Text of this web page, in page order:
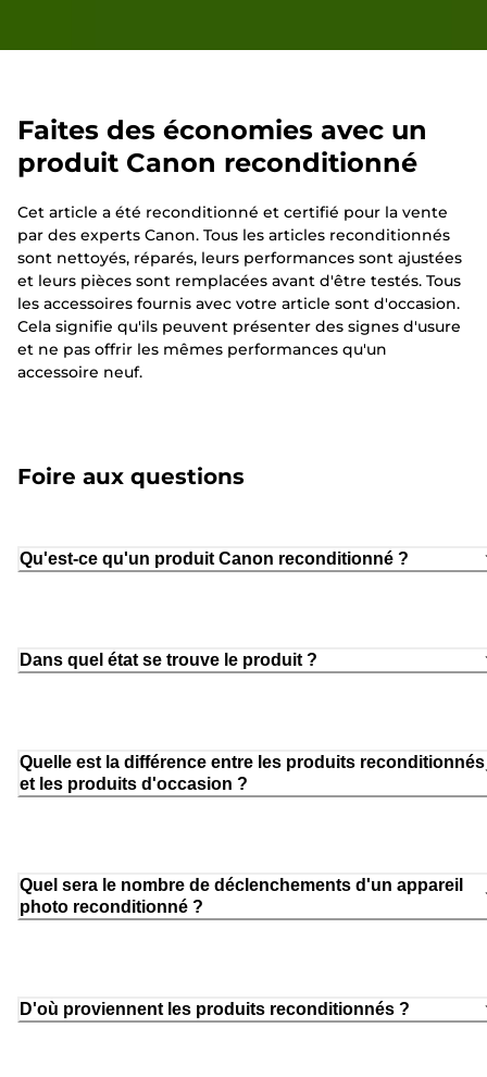
Faites des économies avec un
produit Canon reconditionné
Cet article a été reconditionné et certifié pour la vente
par des experts Canon. Tous les articles reconditionnés
sont nettoyés, réparés, leurs performances sont ajustées
et leurs pièces sont remplacées avant d'être testés. Tous
les accessoires fournis avec votre article sont d'occasion.
Cela signifie qu'ils peuvent présenter des signes d'usure
et ne pas offrir les mêmes performances qu'un
accessoire neuf.
Foire aux questions
Qu'est-ce qu'un produit Canon reconditionné ?
Dans quel état se trouve le produit ?
Quelle est la différence entre les produits reconditionnés
et les produits d'occasion ?
Quel sera le nombre de déclenchements d'un appareil
photo reconditionné ?
D'où proviennent les produits reconditionnés ?